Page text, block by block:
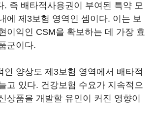
. 즉 배타적사용권이 부여된 특약 모
에 제3보험 영역인 셈이다. 이는 보
이익인 CSM을 확보하는 데 가장 효
군이다.
인 양상도 제3보험 영역에서 배타적
고 있다. 건강보험 수요가 지속적으
상품을 개발할 유인이 커진 영향이